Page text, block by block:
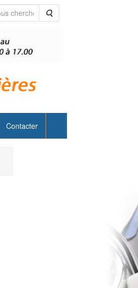
Rechercher
Contacter